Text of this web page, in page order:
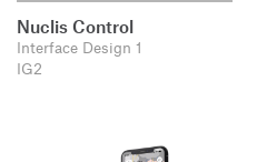
Nuclis Control
Interface Design 1
IG2